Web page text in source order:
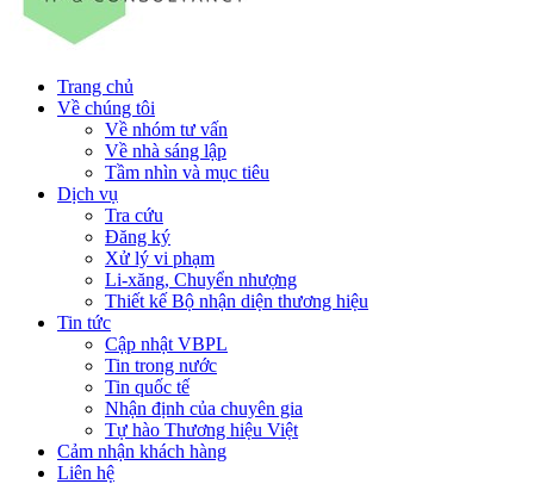
Trang chủ
Về chúng tôi
Về nhóm tư vấn
Về nhà sáng lập
Tầm nhìn và mục tiêu
Dịch vụ
Tra cứu
Đăng ký
Xử lý vi phạm
Li-xăng, Chuyển nhượng
Thiết kế Bộ nhận diện thương hiệu
Tin tức
Cập nhật VBPL
Tin trong nước
Tin quốc tế
Nhận định của chuyên gia
Tự hào Thương hiệu Việt
Cảm nhận khách hàng
Liên hệ